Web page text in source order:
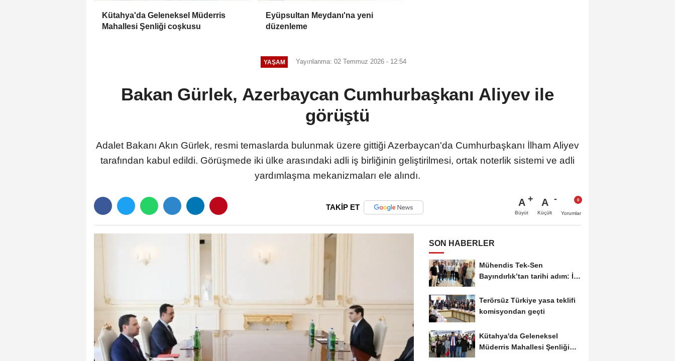
Kütahya'da Geleneksel Müderris
Mahallesi Şenliği coşkusu
Eyüpsultan Meydanı'na yeni
düzenleme
YAŞAM Yayınlanma: 02 Temmuz 2026 - 12:54
Bakan Gürlek, Azerbaycan Cumhurbaşkanı Aliyev ile
görüştü
Adalet Bakanı Akın Gürlek, resmi temaslarda bulunmak üzere gittiği Azerbaycan'da Cumhurbaşkanı İlham Aliyev
tarafından kabul edildi. Görüşmede iki ülke arasındaki adli iş birliğinin geliştirilmesi, ortak noterlik sistemi ve adli
yardımlaşma mekanizmaları ele alındı.
TAKİP ET A
Büyüt
A
Küçült Yorumlar
SON HABERLER
Mühendis Tek-Sen
Bayındırlık’tan tarihi adım: İlk
Terörsüz Türkiye yasa teklifi
komisyondan geçti
Kütahya'da Geleneksel
Müderris Mahallesi Şenliği